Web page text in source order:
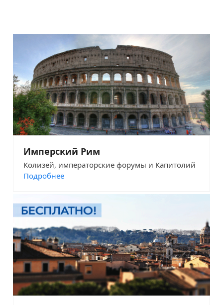
Имперский Рим
Колизей, императорские форумы и Капитолий
Подробнее